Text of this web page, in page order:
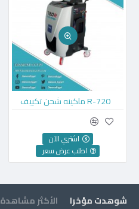
720-R ماكينه شحن تكييف
اشتري الآن
اطلب عرض سعر
شوهدت مؤخرا الأكثر مشاهدة